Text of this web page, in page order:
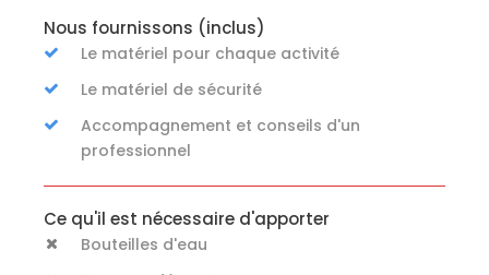
Nous fournissons (inclus)
Le matériel pour chaque activité
Le matériel de sécurité
Accompagnement et conseils d'un
professionnel
Ce qu'il est nécessaire d'apporter
Bouteilles d'eau